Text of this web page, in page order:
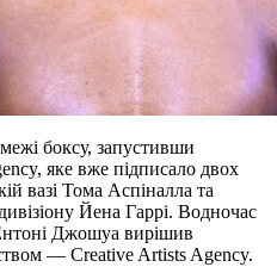
боксу, запустивши
яке вже підписало двох
вазі Тома Аспіналла та
Йена Гаррі. Водночас
Джошуа вирішив
— Creative Artists Agency.